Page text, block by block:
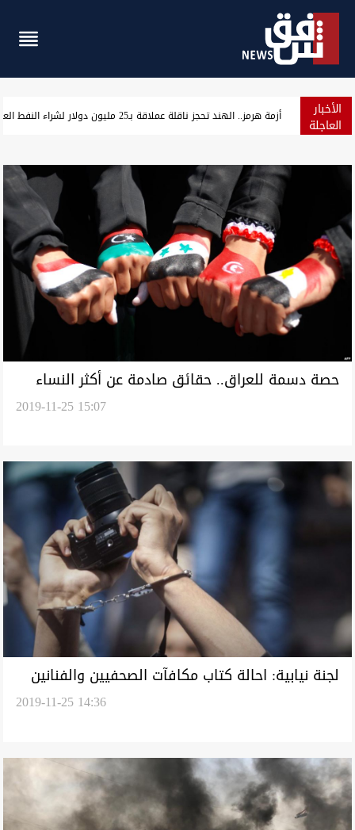
الأخبار
العاجلة مسؤول سوري: التعاون النفطي مع العراق يخفف أزمة الطاقة ويمهد
حصة دسمة للعراق.. حقائق صادمة عن أكثر النساء
2019-11-25 15:07
لجنة نيابية: احالة كتاب مكافآت الصحفيين والفنانين
2019-11-25 14:36